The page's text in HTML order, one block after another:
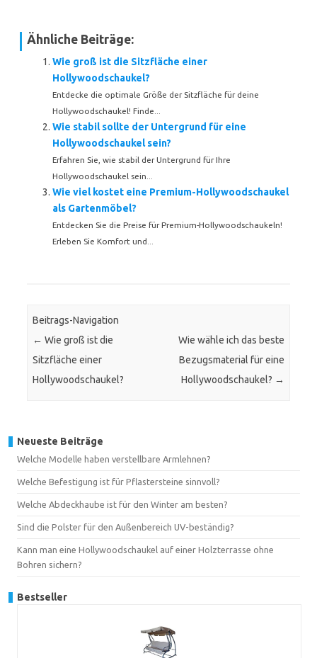
Ähnliche Beiträge:
Wie groß ist die Sitzfläche einer
Hollywoodschaukel?
Entdecke die optimale Größe der Sitzfläche für deine
Hollywoodschaukel! Finde...
Wie stabil sollte der Untergrund für eine
Hollywoodschaukel sein?
Erfahren Sie, wie stabil der Untergrund für Ihre
Hollywoodschaukel sein...
Wie viel kostet eine Premium-Hollywoodschaukel
als Gartenmöbel?
Entdecken Sie die Preise für Premium-Hollywoodschaukeln!
Erleben Sie Komfort und...
Beitrags-Navigation
← Wie groß ist die
Sitzfläche einer
Hollywoodschaukel?
Wie wähle ich das beste
Bezugsmaterial für eine
Hollywoodschaukel? →
Neueste Beiträge
Welche Modelle haben verstellbare Armlehnen?
Welche Befestigung ist für Pflastersteine sinnvoll?
Welche Abdeckhaube ist für den Winter am besten?
Sind die Polster für den Außenbereich UV-beständig?
Kann man eine Hollywoodschaukel auf einer Holzterrasse ohne
Bohren sichern?
Bestseller